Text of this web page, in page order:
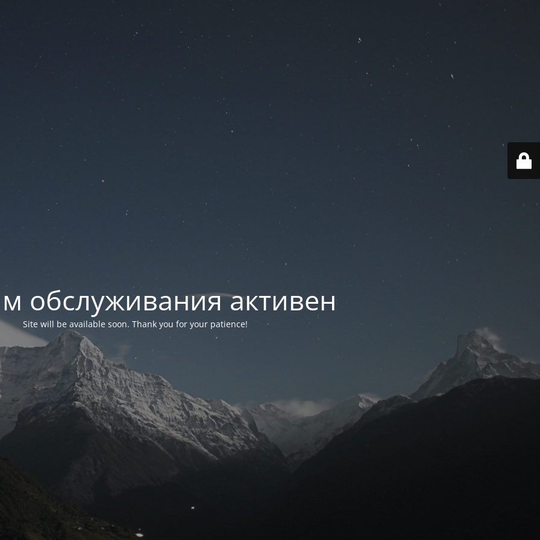
обслуживания активен
Site will be available soon. Thank you for your patience!